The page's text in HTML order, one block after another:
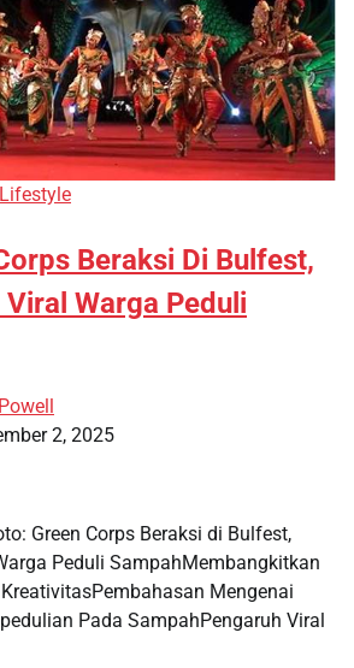
Beraksi Di Bulfest,
Warga Peduli
2, 2025
Green Corps Beraksi di Bulfest,
Peduli SampahMembangkitkan
Mengenai
Pada SampahPengaruh Viral